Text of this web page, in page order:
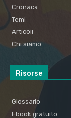
Cronaca
Temi
Articoli
Chi siamo
Risorse
Glossario
Ebook gratuito